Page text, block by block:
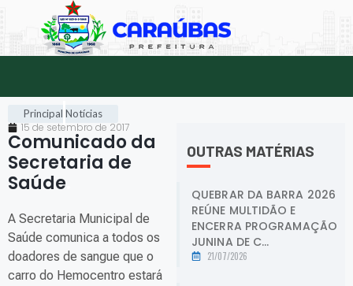
Principal Notícias
15 de setembro de 2017
Comunicado da
Secretaria de
Saúde
A Secretaria Municipal de
Saúde comunica a todos os
doadores de sangue que o
carro do Hemocentro estará
OUTRAS MATÉRIAS
QUEBRAR DA BARRA 2026
REÚNE MULTIDÃO E
ENCERRA PROGRAMAÇÃO
JUNINA DE C...
21/07/2026